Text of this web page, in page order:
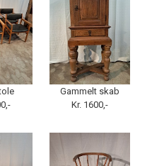
Gammelt skab
Kr. 1600,-